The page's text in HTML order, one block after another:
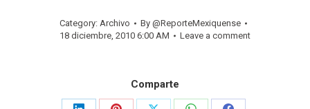
Category: Archivo By @ReporteMexiquense
18 diciembre, 2010 6:00 AM
Leave a comment
Comparte